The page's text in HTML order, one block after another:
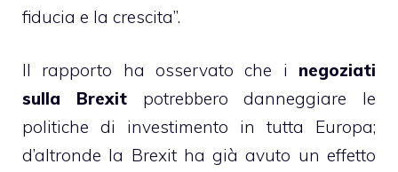
fiducia e la crescita”.
Il rapporto ha osservato che i negoziati
sulla Brexitpotrebbero danneggiare le
politiche di investimento in tutta Europa;
d’altronde la Brexit ha già avuto un effetto